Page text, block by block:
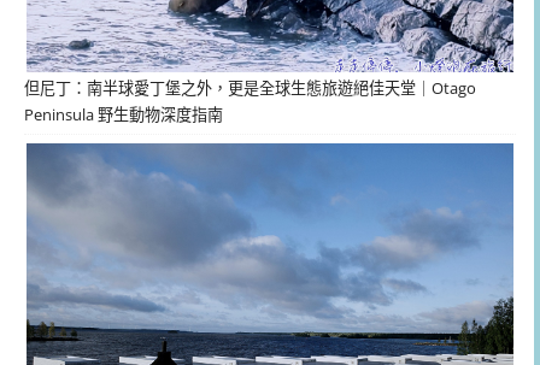
但尼丁：南半球愛丁堡之外，更是全球生態旅遊絕佳天堂｜Otago
Peninsula 野生動物深度指南